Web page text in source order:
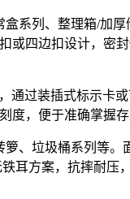
系列、整理箱/加
或四边扣设计，密
通过装插式标示卡
度，便于准确掌握存
、垃圾桶系列等。
耳方案，抗摔耐